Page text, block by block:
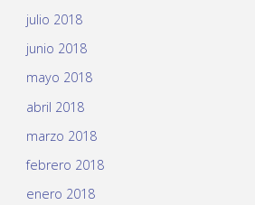
julio 2018
junio 2018
mayo 2018
abril 2018
marzo 2018
febrero 2018
enero 2018